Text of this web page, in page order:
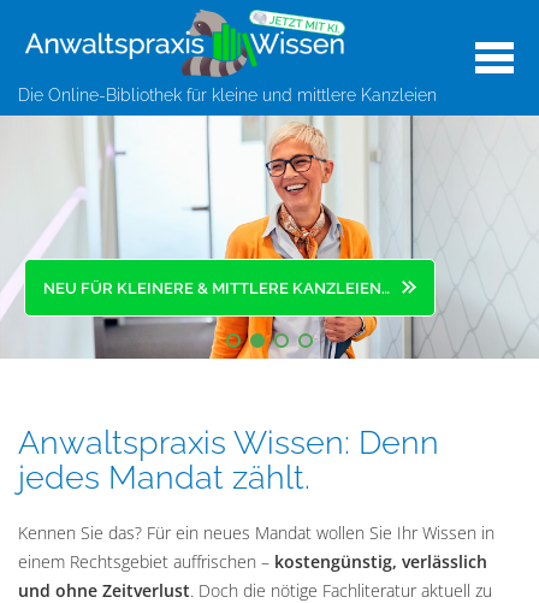
Die Online-Bibliothek für kleine und mittlere Kanzleien
NEU FÜR KLEINERE & MITTLERE KANZLEIEN…
Anwaltspraxis Wissen: Denn
jedes Mandat zählt.
Kennen Sie das? Für ein neues Mandat wollen Sie Ihr Wissen in
einem Rechtsgebiet auffrischen – kostengünstig, verlässlich
und ohne Zeitverlust. Doch die nötige Fachliteratur aktuell zu